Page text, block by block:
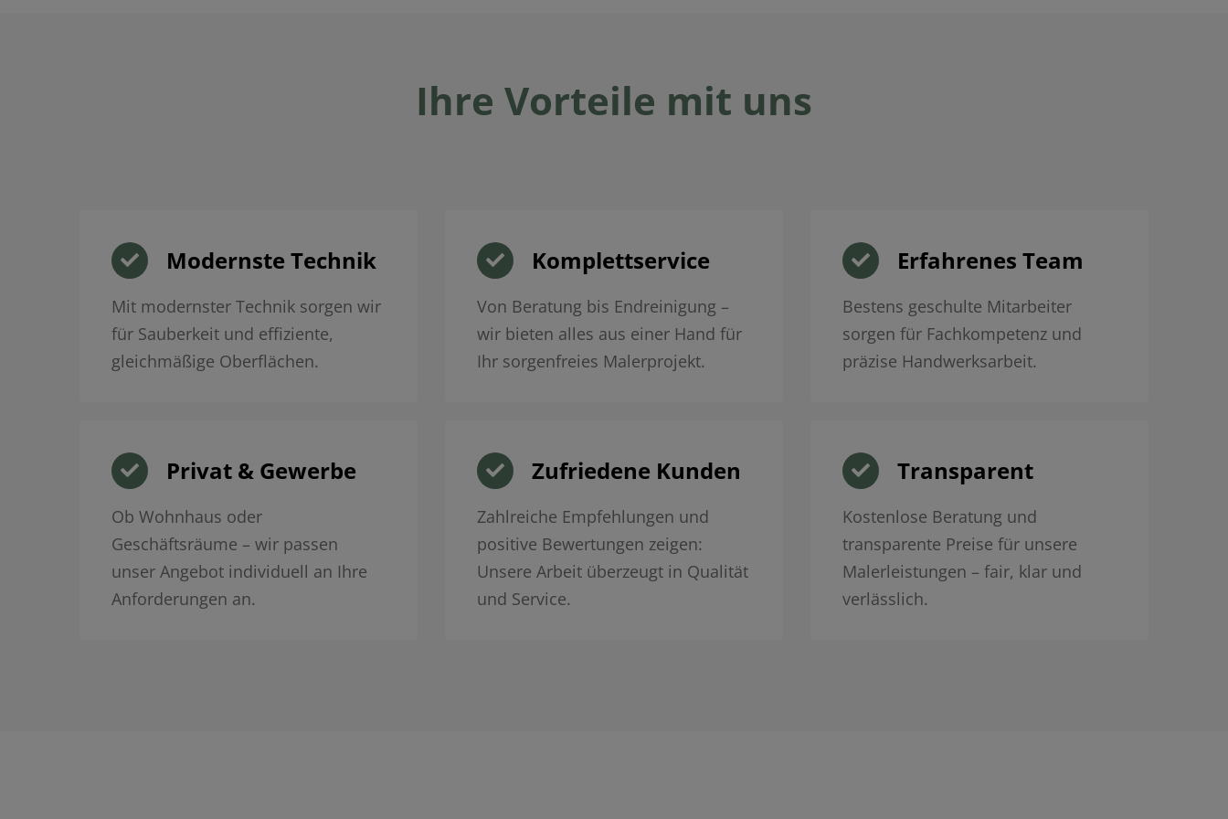
Ihre Vorteile mit uns
Modernste Technik
Mit modernster Technik sorgen wir
für Sauberkeit und effiziente,
gleichmäßige Oberflächen.
Komplettservice
Von Beratung bis Endreinigung –
wir bieten alles aus einer Hand für
Ihr sorgenfreies Malerprojekt.
Erfahrenes Team
Bestens geschulte Mitarbeiter
sorgen für Fachkompetenz und
präzise Handwerksarbeit.
Privat & Gewerbe
Ob Wohnhaus oder
Geschäftsräume – wir passen
unser Angebot individuell an Ihre
Anforderungen an.
Zufriedene Kunden
Zahlreiche Empfehlungen und
positive Bewertungen zeigen:
Unsere Arbeit überzeugt in Qualität
und Service.
Transparent
Kostenlose Beratung und
transparente Preise für unsere
Malerleistungen – fair, klar und
verlässlich.